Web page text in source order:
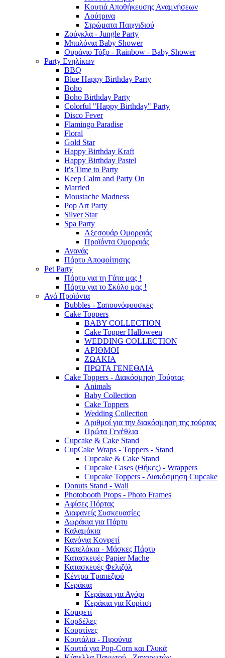
Κουτιά Αποθήκευσης Αναμνήσεων
Λούτρινα
Στρώματα Παιχνιδιού
Ζούγκλα - Jungle Party
Μπαλόνια Baby Shower
Ουράνιο Τόξο - Rainbow - Baby Shower
Party Ενηλίκων
BBQ
Blue Happy Birthday Party
Boho
Boho Birthday Party
Colorful "Happy Birthday" Party
Disco Fever
Flamingo Paradise
Floral
Gold Star
Happy Birthday Kraft
Happy Birthday Pastel
It's Time to Party
Keep Calm and Party On
Married
Moustache Madness
Pop Art Party
Silver Star
Spa Party
Αξεσουάρ Ομορφιάς
Προϊόντα Ομορφιάς
Ανανάς
Πάρτυ Αποφοίτησης
Pet Party
Πάρτυ για τη Γάτα μας !
Πάρτυ για το Σκύλο μας !
Ανά Προϊόντα
Bubbles - Σαπουνόφουσκες
Cake Toppers
BABY COLLECTION
Cake Topper Halloween
WEDDING COLLECTION
ΑΡΙΘΜΟΙ
ΖΩΑΚΙΑ
ΠΡΩΤΑ ΓΕΝΕΘΛΙΑ
Cake Toppers - Διακόσμηση Τούρτας
Animals
Baby Collection
Cake Toppers
Wedding Collection
Αριθμοί για την διακόσμηση της τούρτας
Πρώτα Γενέθλια
Cupcake & Cake Stand
CupCake Wraps - Toppers - Stand
Cupcake & Cake Stand
Cupcake Cases (Θήκες) - Wrappers
Cupcake Toppers - Διακόσμηση Cupcake
Donuts Stand - Wall
Photobooth Props - Photo Frames
Αφίσες Πόρτας
Διαφανείς Συσκευασίες
Δωράκια για Πάρτυ
Καλαμάκια
Κανόνια Κονφετί
Καπελάκια - Μάσκες Πάρτυ
Κατασκευές Papier Mache
Κατασκευές Φελιζόλ
Κέντρα Τραπεζιού
Κεράκια
Κεράκια για Αγόρι
Κεράκια για Κορίτσι
Κομφετί
Κορδέλες
Κουρτίνες
Κουτάλια - Πιρούνια
Κουτιά για Pop-Corn και Γλυκά